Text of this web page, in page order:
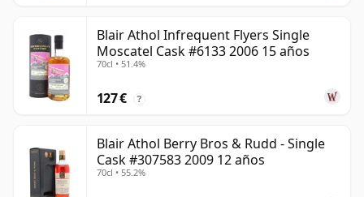
Blair Athol Infrequent Flyers Single
Moscatel Cask #6133 2006 15 años
70cl • 51.4%
127 € ?
Blair Athol Berry Bros & Rudd - Single
Cask #307583 2009 12 años
70cl • 55.2%